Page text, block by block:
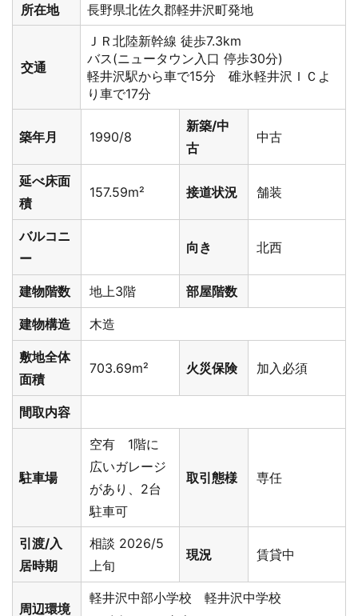
所在地 長野県北佐久郡軽井沢町発地
交通
ＪＲ北陸新幹線 徒歩7.3km
バス(ニュータウン入口 停歩30分)
軽井沢駅から車で15分 碓氷軽井沢ＩＣよ
り車で17分
築年月 1990/8
新築/中
古
中古
延べ床面
積
157.59m² 接道状況 舗装
バルコニ
ー
向き 北西
建物階数 地上3階 部屋階数
建物構造 木造
敷地全体
面積
703.69m² 火災保険 加入必須
間取内容
駐車場
空有 1階に
広いガレージ
があり、2台
駐車可
取引態様 専任
引渡/入
居時期
相談 2026/5
上旬
現況 賃貸中
周辺環境
軽井沢中部小学校 軽井沢中学校